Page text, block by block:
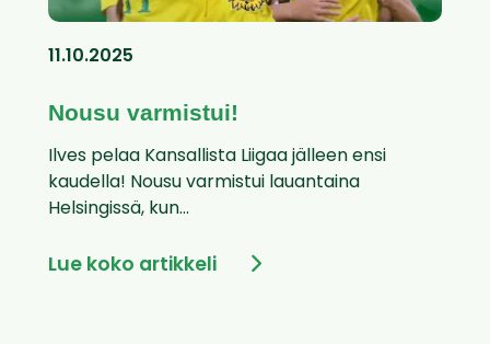
11.10.2025
Nousu varmistui!
Ilves pelaa Kansallista Liigaa jälleen ensi
kaudella! Nousu varmistui lauantaina
Helsingissä, kun...
Lue koko artikkeli